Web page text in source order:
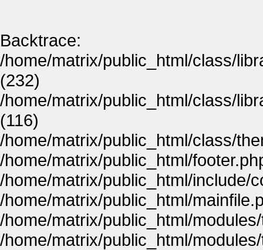
Backtrace:
/home/matrix/public_html/class/
(232)
/home/matrix/public_html/class/
(116)
/home/matrix/public_html/class/
/home/matrix/public_html/
/home/matrix/public_html/include/
/home/matrix/public_html/
/home/matrix/public_html/
/home/matrix/public_html/